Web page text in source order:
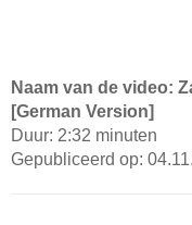
Naam van de video:
[German Version]
Duur: 2:32 minuten
Gepubliceerd op: